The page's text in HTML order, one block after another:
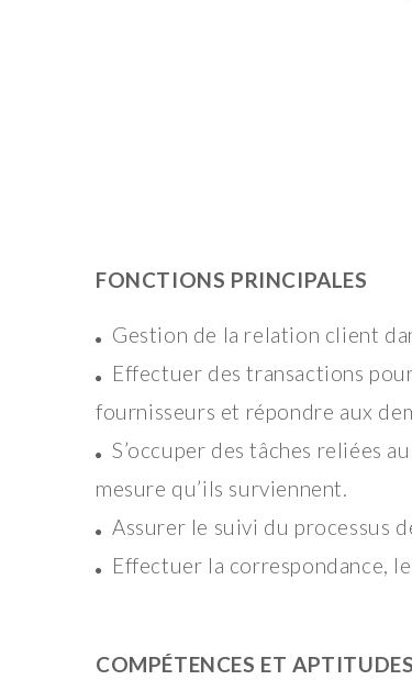
FONCTIONS PRINCIPALES
Gestion de la relation client
Effectuer des transactions
fournisseurs et répondre aux
S’occuper des tâches reliées
mesure qu’ils surviennent.
Assurer le suivi du processus
Effectuer la correspondance,
COMPÉTENCES ET